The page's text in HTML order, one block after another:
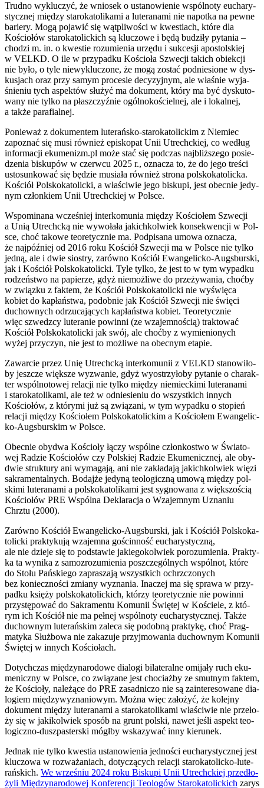
Trud­no wyklu­czyć, że wnio­sek o usta­no­wie­nie wspól­no­ty eucha­ry­
stycz­nej mię­dzy sta­ro­ka­to­li­ka­mi a lute­ra­na­mi nie napo­tka na pew­ne
barie­ry. Mogą poja­wić się wąt­pli­wo­ści w kwe­stiach, któ­re dla
Kościo­łów sta­ro­ka­to­lic­kich są klu­czo­we i będą budzi­ły pyta­nia –
cho­dzi m. in. o kwe­stie rozu­mie­nia urzę­du i suk­ce­sji apo­stol­skiej
w VELKD. O ile w przy­pad­ku Kościo­ła Szwe­cji takich obiek­cji
nie było, o tyle nie­wy­klu­czo­ne, że mogą zostać pod­nie­sio­ne w dys­
ku­sjach oraz przy samym pro­ce­sie decy­zyj­nym, ale wła­śnie wyja­
śnie­niu tych aspek­tów słu­żyć ma doku­ment, któ­ry ma być dys­ku­to­
wa­ny nie tyl­ko na płasz­czyź­nie ogól­no­ko­ściel­nej, ale i lokal­nej,
a tak­że para­fial­nej.
Ponie­waż z doku­men­tem lute­rań­sko-sta­ro­ka­to­lic­kim z Nie­miec
zapo­znać się musi rów­nież epi­sko­pat Unii Utrechc­kiej, co według
infor­ma­cji ekumenizm.pl może stać się pod­czas naj­bliż­sze­go posie­
dze­nia bisku­pów w czerw­cu 2025 r., ozna­cza to, że do jego tre­ści
usto­sun­ko­wać się będzie musia­ła rów­nież stro­na pol­sko­ka­to­lic­ka.
Kościół Pol­sko­ka­to­lic­ki, a wła­ści­wie jego bisku­pi, jest obec­nie jedy­
nym człon­kiem Unii Utrechc­kiej w Pol­sce.
Wspo­mi­na­na wcze­śniej inter­ko­mu­nia mię­dzy Kościo­łem Szwe­cji
a Unią Utrechc­ką nie wywo­ła­ła jakich­kol­wiek kon­se­kwen­cji w Pol­
sce, choć tako­we teo­re­tycz­nie ma. Pod­pi­sa­na umo­wa ozna­cza,
że naj­póź­niej od 2016 roku Kościół Szwe­cji ma w Pol­sce nie tyl­ko
jed­ną, ale i dwie sio­stry, zarów­no Kościół Ewan­ge­lic­ko-Augs­bur­ski,
jak i Kościół Pol­sko­ka­to­lic­ki. Tyle tyl­ko, że jest to w tym wypad­ku
rodzeń­stwo na papie­rze, gdyż nie­moż­li­we do prze­ży­wa­nia, choć­by
w związ­ku z fak­tem, że Kościół Pol­sko­ka­to­lic­ki nie wyświę­ca
kobiet do kapłań­stwa, podob­nie jak Kościół Szwe­cji nie świę­ci
duchow­nych odrzu­ca­ją­cych kapłań­stwa kobiet. Teo­re­tycz­nie
więc szwedz­cy lute­ra­nie powin­ni (ze wza­jem­no­ścią) trak­to­wać
Kościół Pol­sko­ka­to­lic­ki jak swój, ale choć­by z wymie­nio­nych
wyżej przy­czyn, nie jest to moż­li­we na obec­nym eta­pie.
Zawar­cie przez Unię Utrechc­ką inter­ko­mu­nii z VELKD sta­no­wi­ło­
by jesz­cze więk­sze wyzwa­nie, gdyż wyostrzy­ło­by pyta­nie o cha­rak­
ter wspól­no­to­wej rela­cji nie tyl­ko mię­dzy nie­miec­ki­mi lute­ra­na­mi
i sta­ro­ka­to­li­ka­mi, ale też w odnie­sie­niu do wszyst­kich innych
Kościo­łów, z któ­ry­mi już są zwią­za­ni, w tym wypad­ku o sto­pień
rela­cji mię­dzy Kościo­łem Pol­sko­ka­to­lic­kim a Kościo­łem Ewan­ge­lic­
ko-Augs­bur­skim w Pol­sce.
Obec­nie oby­dwa Kościo­ły łączy wspól­ne człon­ko­stwo w Świa­to­
wej Radzie Kościo­łów czy Pol­skiej Radzie Eku­me­nicz­nej, ale oby­
dwie struk­tu­ry ani wyma­ga­ją, ani nie zakła­da­ją jakich­kol­wiek wię­zi
sakra­men­tal­nych. Bodaj­że jedy­ną teo­lo­gicz­ną umo­wą mię­dzy pol­
ski­mi lute­ra­na­mi a pol­sko­ka­to­li­ka­mi jest sygno­wa­na z więk­szo­ścią
Kościo­łów PRE Wspól­na Dekla­ra­cja o Wza­jem­nym Uzna­niu
Chrztu (2000).
Zarów­no Kościół Ewan­ge­lic­ko-Augs­bur­ski, jak i Kościół Pol­sko­ka­
to­lic­ki prak­ty­ku­ją wza­jem­na gościn­ność eucha­ry­stycz­ną,
ale nie dzie­je się to pod­sta­wie jakie­go­kol­wiek poro­zu­mie­nia. Prak­ty­
ka ta wyni­ka z samo­zro­zu­mie­nia poszcze­gól­nych wspól­not, któ­re
do Sto­łu Pań­skie­go zapra­sza­ją wszyst­kich ochrzczo­nych
bez koniecz­no­ści zmia­ny wyzna­nia. Ina­czej ma się spra­wa w przy­
pad­ku księ­ży pol­sko­ka­to­lic­kich, któ­rzy teo­re­tycz­nie nie powin­ni
przy­stę­po­wać do Sakra­men­tu Komu­nii Świę­tej w Koście­le, z któ­
rym ich Kościół nie ma peł­nej wspól­no­ty eucha­ry­stycz­nej. Tak­że
duchow­nym lute­rań­skim zale­ca się podob­ną prak­ty­kę, choć Prag­
ma­ty­ka Służ­bo­wa nie zaka­zu­je przyj­mo­wa­nia duchow­nym Komu­nii
Świę­tej w innych Kościo­łach.
Dotych­czas mię­dzy­na­ro­do­we dia­lo­gi bila­te­ral­ne omi­ja­ły ruch eku­
me­nicz­ny w Pol­sce, co zwią­za­ne jest cho­ciaż­by ze smut­nym fak­tem,
że Kościo­ły, nale­żą­ce do PRE zasad­ni­czo nie są zain­te­re­so­wa­ne dia­
lo­giem mię­dzy­wy­zna­nio­wym. Moż­na więc zało­żyć, że kolej­ny
doku­ment mię­dzy lute­ra­na­mi a sta­ro­ka­to­li­ka­mi wła­ści­wie nie prze­ło­
ży się w jaki­kol­wiek spo­sób na grunt pol­ski, nawet jeśli aspekt teo­
lo­gicz­no-dusz­pa­ster­ski mógł­by wska­zy­wać inny kie­ru­nek.
Jed­nak nie tyl­ko kwe­stia usta­no­wie­nia jed­no­ści eucha­ry­stycz­nej jest
klu­czo­wa w roz­wa­ża­niach, doty­czą­cych rela­cji sta­ro­ka­to­lic­ko-lute­
rań­skich. We wrze­śniu 2024 roku Bisku­pi Unii Utrechc­kiej przed­ło­
ży­li Mię­dzy­na­ro­do­wej Kon­fe­ren­cji Teo­lo­gów Sta­ro­ka­to­lic­kich zarys